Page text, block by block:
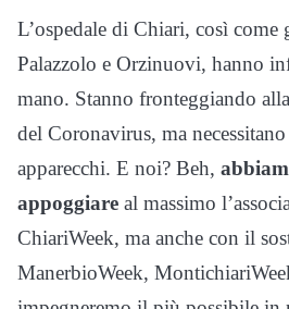
L’ospedale di Chiari, così
Palazzolo e Orzinuovi, hanno
mano. Stanno fronteggiando
del Coronavirus, ma
apparecchi. E noi? Beh,
appoggiare al massimo
ChiariWeek, ma anche con il
ManerbioWeek,